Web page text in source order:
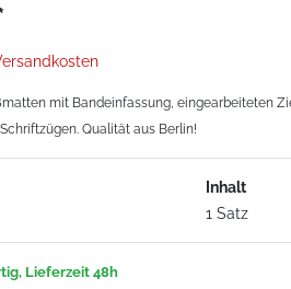
mit Bandeinfassung, eingearbeiteten
Qualität aus Berlin!
Inhalt
1 Satz
Lieferzeit 48h